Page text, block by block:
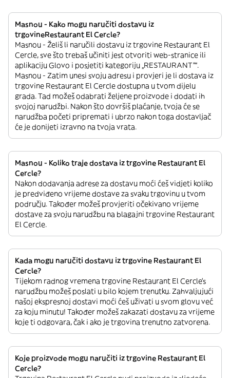
Masnou - Kako mogu naručiti dostavu iz
trgovineRestaurant El Cercle?
Masnou - Želiš li naručili dostavu iz trgovine Restaurant El
Cercle, sve što trebaš učiniti jest otvoriti web-stranice ili
aplikaciju Glovo i posjetiti kategoriju „RESTAURANT”“.
Masnou - Zatim unesi svoju adresu i provjeri je li dostava iz
trgovine Restaurant El Cercle dostupna u tvom dijelu
grada. Tad možeš odabrati željene proizvode i dodati ih
svojoj narudžbi. Nakon što dovršiš plaćanje, tvoja će se
narudžba početi pripremati i ubrzo nakon toga dostavljač
će je donijeti izravno na tvoja vrata.
Masnou - Koliko traje dostava iz trgovine Restaurant El
Cercle?
Nakon dodavanja adrese za dostavu moći ćeš vidjeti koliko
je predviđeno vrijeme dostave za svaku trgovinu u tvom
području. Također možeš provjeriti očekivano vrijeme
dostave za svoju narudžbu na blagajni trgovine Restaurant
El Cercle.
Kada mogu naručiti dostavu iz trgovine Restaurant El
Cercle?
Tijekom radnog vremena trgovine Restaurant El Cercle’s
narudžbu možeš poslati u bilo kojem trenutku. Zahvaljujući
našoj ekspresnoj dostavi moći ćeš uživati u svom glovu već
za koju minutu! Također možeš zakazati dostavu za vrijeme
koje ti odgovara, čak i ako je trgovina trenutno zatvorena.
Koje proizvode mogu naručiti iz trgovine Restaurant El
Cercle?